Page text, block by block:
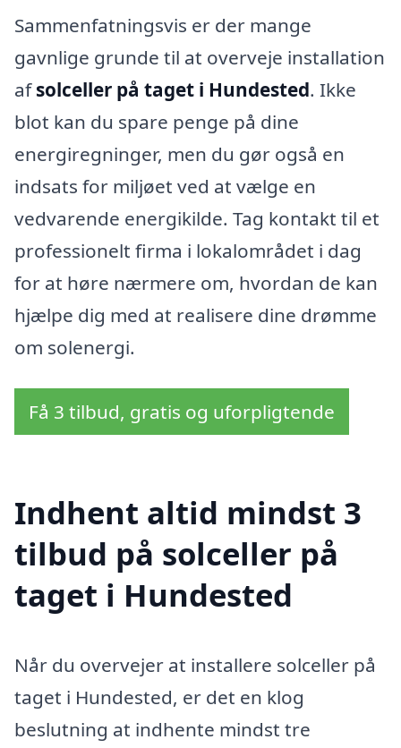
Sammenfatningsvis er der mange
gavnlige grunde til at overveje installation
afsolceller på taget i Hundested. Ikke
blot kan du spare penge på dine
energiregninger, men du gør også en
indsats for miljøet ved at vælge en
vedvarende energikilde. Tag kontakt til et
professionelt firma i lokalområdet i dag
for at høre nærmere om, hvordan de kan
hjælpe dig med at realisere dine drømme
om solenergi.
Få 3 tilbud, gratis og uforpligtende
Indhent altid mindst 3
tilbud på solceller på
taget i Hundested
Når du overvejer at installere solceller på
taget i Hundested, er det en klog
beslutning at indhente mindst tre